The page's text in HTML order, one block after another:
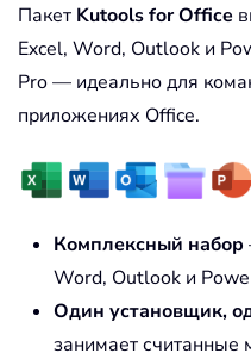
Пакет Kutools for Office
Excel, Word, Outlook и
Pro — идеально для
приложениях Office.
Комплексный набор
Word, Outlook и
Один установщик,
занимает считанные